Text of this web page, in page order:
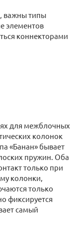
важны типы
элементов
коннекторами
для межблочных
колонок
«Банан» бывает
пружин. Оба
только при
колонки,
только
фиксируется
самый